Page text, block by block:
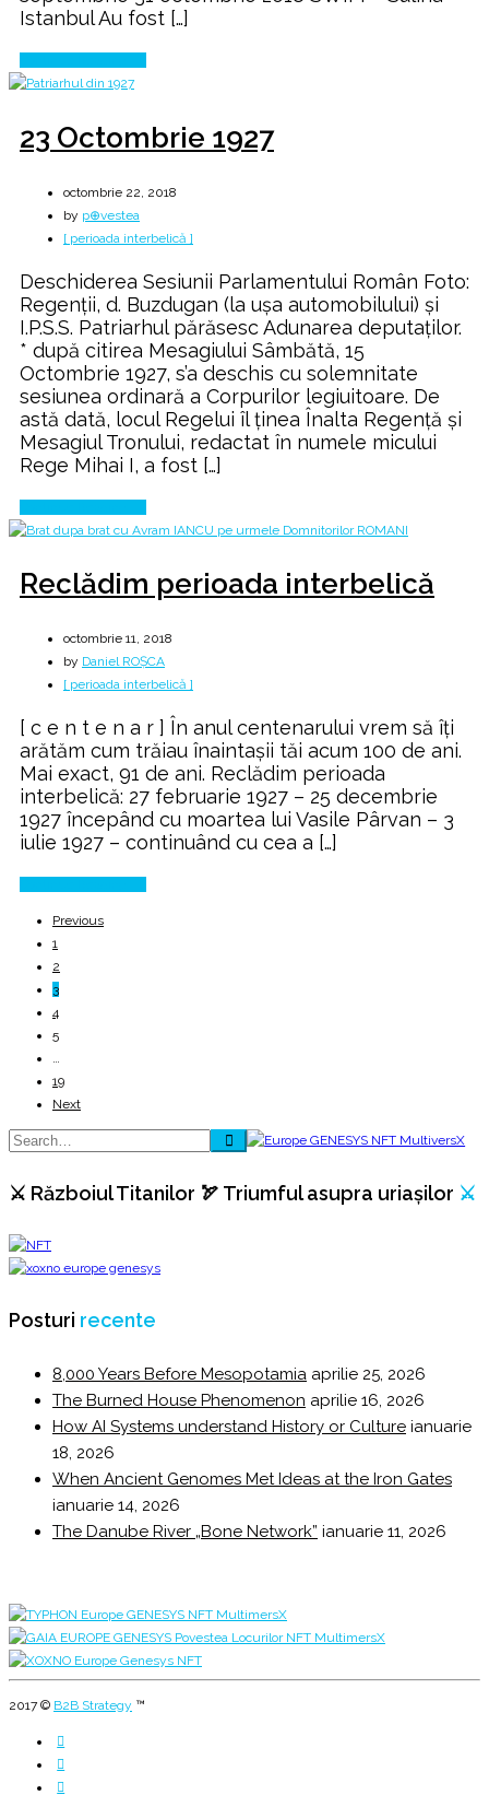
Istanbul Au fost […]
23 Octombrie 1927
octombrie 22, 2018
by p⊕vestea
[ perioada interbelică ]
Deschiderea Sesiunii Parlamentului Român Foto:
Regenții, d. Buzdugan (la ușa automobilului) și
I.P.S.S. Patriarhul părăsesc Adunarea deputaților.
* după citirea Mesagiului Sâmbătă, 15
Octombrie 1927, s’a deschis cu solemnitate
sesiunea ordinară a Corpurilor legiuitoare. De
astă dată, locul Regelui îl ținea Înalta Regență și
Mesagiul Tronului, redactat în numele micului
Rege Mihai I, a fost […]
Reclădim perioada interbelică
octombrie 11, 2018
by Daniel ROȘCA
[ perioada interbelică ]
[ c e n t e n a r ] În anul centenarului vrem să îți
arătăm cum trăiau înaintașii tăi acum 100 de ani.
Mai exact, 91 de ani. Reclădim perioada
interbelică: 27 februarie 1927 – 25 decembrie
1927 începând cu moartea lui Vasile Pârvan – 3
iulie 1927 – continuând cu cea a […]
Previous
1
2
3
4
5
19
Next
⚔️ Războiul Titanilor 🏹 Triumful asupra uriașilor ⚔️
Posturi recente
8,000 Years Before Mesopotamia aprilie 25, 2026
The Burned House Phenomenon aprilie 16, 2026
How AI Systems understand History or Culture ianuarie
18, 2026
When Ancient Genomes Met Ideas at the Iron Gates
ianuarie 14, 2026
The Danube River „Bone Network” ianuarie 11, 2026
2017 © B2B Strategy ™